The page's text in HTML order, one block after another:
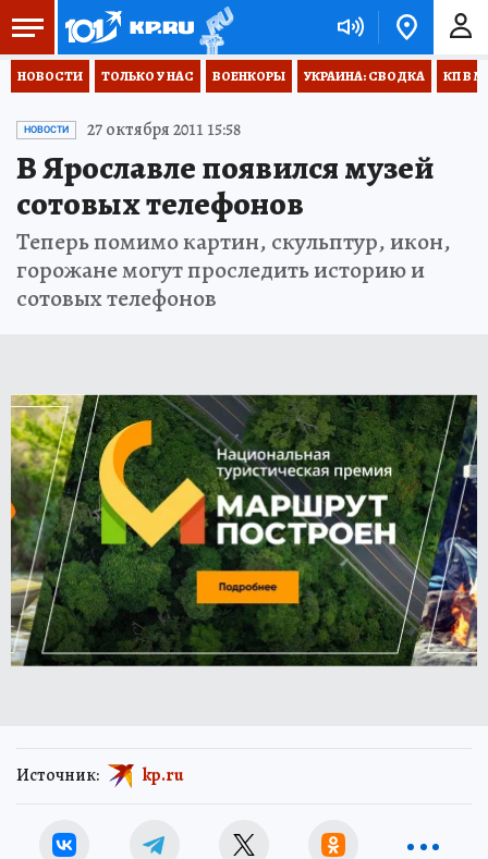
НОВОСТИ ТОЛЬКО У НАС ВОЕНКОРЫ УКРАИНА: СВОДКА КП В
НОВОСТИ 27 октября 2011 15:58
В Ярославле появился музей
сотовых телефонов
Теперь помимо картин, скульптур, икон,
горожане могут проследить историю и
сотовых телефонов
Источник: kp.ru